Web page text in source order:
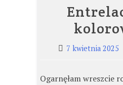
7 kwietnia 2025
Ogarnęłam wreszcie